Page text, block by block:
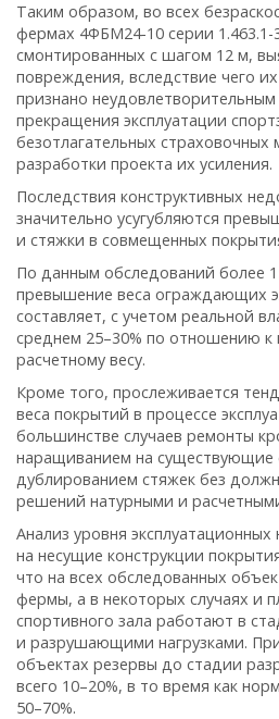
Таким образом, во всех
фермах 4ФБМ24-10 серии 1.463.1-
смонтированных с шагом 12 м,
повреждения, вследствие чего
признано
прекращения эксплуатации
безотлагательных
разработки проекта их усиления.
Последствия конструктивных
значительно усугубляются
и стяжки в совмещенных
По данным обследований более
превышение веса ограждающих
составляет, с учетом реальной
среднем 25–30% по отношению к
расчетному весу.
Кроме того, прослеживается
веса покрытий в процессе
большинстве случаев ремонты
наращиванием на существующие
дублированием стяжек без
решений натурными и
Анализ уровня
на несущие конструкции
что на всех обследованных
фермы, а в некоторых случаях и
спортивного зала работают в
и разрушающими нагрузками.
объектах резервы до стадии
всего 10–20%, в то время как
50–70%.